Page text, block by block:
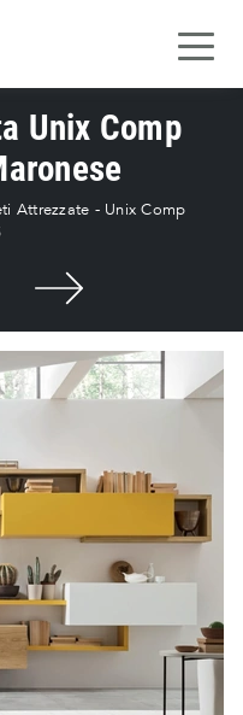
Unix Comp
Attrezzate - Unix Comp